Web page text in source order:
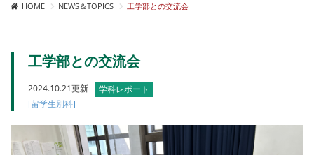
HOME NEWS＆TOPICS 工学部との交流会
工学部との交流会
2024.10.21更新
学科レポート
[留学生別科]